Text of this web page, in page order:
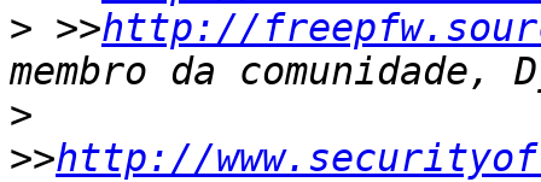
> >>http://
>
>>http://